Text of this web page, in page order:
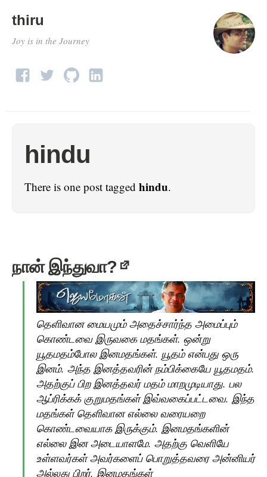
thiru
Joy is in the Journey
hindu
There is one post tagged hindu.
நான் இந்துவா?
தெளிவான மையமும் அதைச்சார்ந்த அமைப்பும்
கொண்டவை இருவகை மதங்கள். ஒன்று
யூதமதம்போல இனமதங்கள். யூதம் என்பது ஒரு
இனம். அந்த இனத்தவரின் நம்பிக்கையே யூதமதம்.
அதற்குப் பிற இனத்தவர் மதம் மாறமுடியாது. பல
ஆப்ரிக்கக் குறுமதங்கள் இவ்வகைப்பட்டவை. இந்த
மதங்கள் தெளிவான எல்லை வரையறை
கொண்டவையாக இருக்கும். இனமதங்களின்
எல்லை இன அடையாளமே. அதற்கு வெளியே
உள்ளவர்கள் அவர்களைப் பொறுத்தவரை அன்னியர்
அல்லது பிறர். இனமதங்கள்